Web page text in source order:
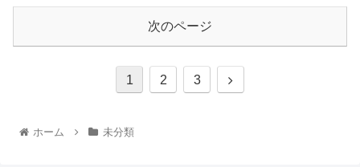
次のページ
1 2 3
ホーム 未分類